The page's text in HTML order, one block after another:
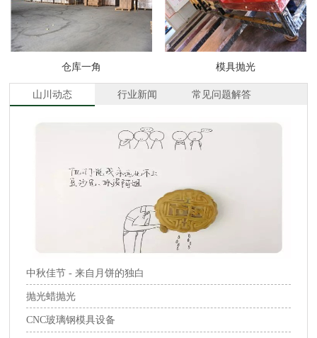
仓库一角 模具抛光
山川动态 行业新闻 常见问题解答
中秋佳节 - 来自月饼的独白
抛光蜡抛光
CNC玻璃钢模具设备